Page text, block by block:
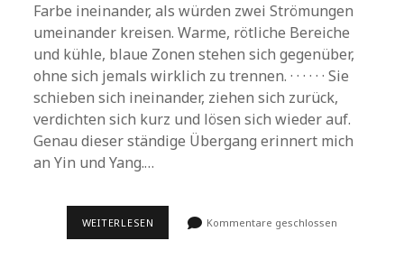
Farbe ineinander, als würden zwei Strömungen
umeinander kreisen. Warme, rötliche Bereiche
und kühle, blaue Zonen stehen sich gegenüber,
ohne sich jemals wirklich zu trennen. · · · · · · Sie
schieben sich ineinander, ziehen sich zurück,
verdichten sich kurz und lösen sich wieder auf.
Genau dieser ständige Übergang erinnert mich
an Yin und Yang.…
WEITERLESEN Kommentare geschlossen